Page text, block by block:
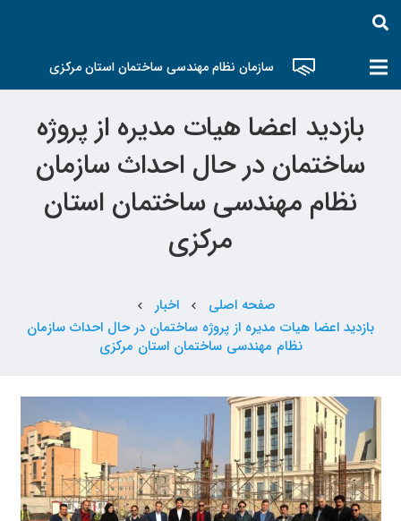
سازمان نظام مهندسی ساختمان استان مرکزی
بازدید اعضا هیات مدیره از پروژه
ساختمان در حال احداث سازمان
نظام مهندسی ساختمان استان
مرکزی
صفحه اصلی chevron_left اخبار chevron_left
بازدید اعضا هیات مدیره از پروژه ساختمان در حال احداث سازمان
نظام مهندسی ساختمان استان مرکزی